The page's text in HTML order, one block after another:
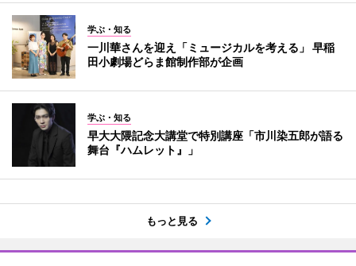
学ぶ・知る
一川華さんを迎え「ミュージカルを考える」 早稲
田小劇場どらま館制作部が企画
学ぶ・知る
早大大隈記念大講堂で特別講座「市川染五郎が語る
舞台『ハムレット』」
もっと見る